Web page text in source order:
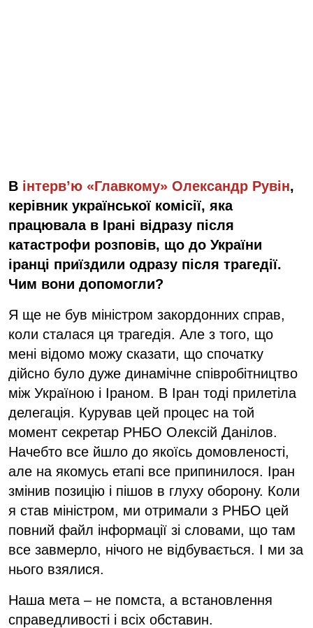
В інтерв’ю «Главкому» Олександр Рувін,
керівник української комісії, яка
працювалав Ірані відразу після
катастрофи розповів, що до України
іранці приїздили одразу після трагедії.
Чим вони допомогли?
Я ще не був міністром закордонних справ,
коли сталася ця трагедія. Але з того, що
мені відомо можу сказати, що спочатку
дійсно було дуже динамічне співробітництво
між Україною і Іраном. В Іран тоді прилетіла
делегація. Курував цей процес на той
момент секретар РНБО Олексій Данілов.
Начебто все йшло до якоїсь домовленості,
але на якомусь етапі все припинилося. Іран
змінив позицію і пішов в глуху оборону. Коли
я став міністром, ми отримали з РНБО цей
повний файл інформації зі словами, що там
все завмерло, нічого не відбувається. І ми за
нього взялися.
Наша мета – не помста, а встановлення
справедливості і всіх обставин.